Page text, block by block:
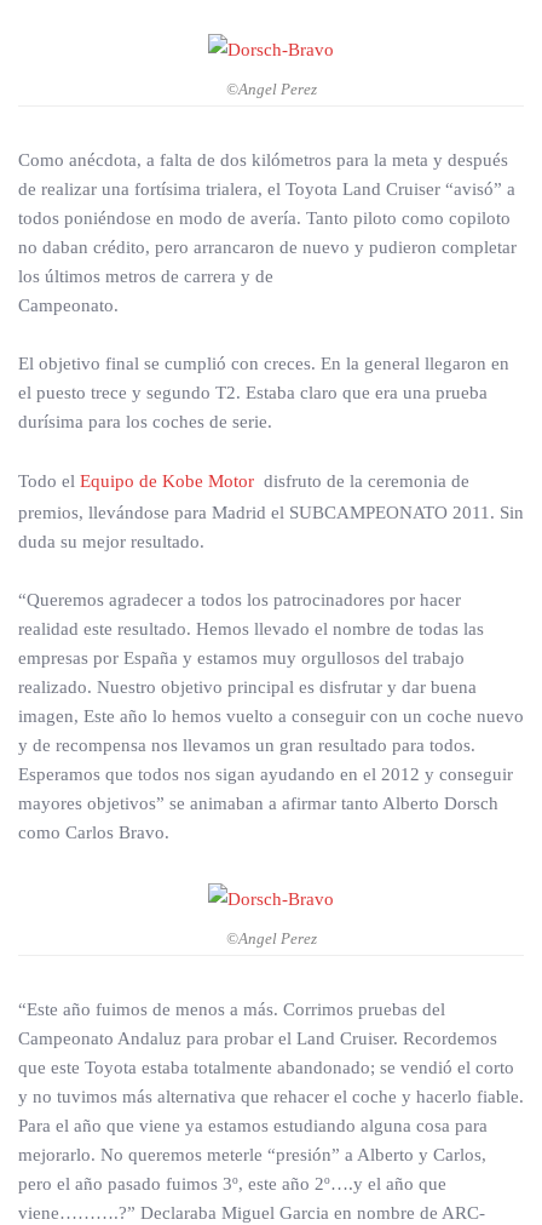
©Angel Perez
Como anécdota, a falta de dos kilómetros para la meta y después
de realizar una fortísima trialera, el Toyota Land Cruiser “avisó” a
todos poniéndose en modo de avería. Tanto piloto como copiloto
no daban crédito, pero arrancaron de nuevo y pudieron completar
los últimos metros de carrera y de
Campeonato.
El objetivo final se cumplió con creces. En la general llegaron en
el puesto trece y segundo T2. Estaba claro que era una prueba
durísima para los coches de serie.
Todo el Equipo de Kobe Motor disfruto de la ceremonia de
premios, llevándose para Madrid el SUBCAMPEONATO 2011. Sin
duda su mejor resultado.
“Queremos agradecer a todos los patrocinadores por hacer
realidad este resultado. Hemos llevado el nombre de todas las
empresas por España y estamos muy orgullosos del trabajo
realizado. Nuestro objetivo principal es disfrutar y dar buena
imagen, Este año lo hemos vuelto a conseguir con un coche nuevo
y de recompensa nos llevamos un gran resultado para todos.
Esperamos que todos nos sigan ayudando en el 2012 y conseguir
mayores objetivos” se animaban a afirmar tanto Alberto Dorsch
como Carlos Bravo.
©Angel Perez
“Este año fuimos de menos a más. Corrimos pruebas del
Campeonato Andaluz para probar el Land Cruiser. Recordemos
que este Toyota estaba totalmente abandonado; se vendió el corto
y no tuvimos más alternativa que rehacer el coche y hacerlo fiable.
Para el año que viene ya estamos estudiando alguna cosa para
mejorarlo. No queremos meterle “presión” a Alberto y Carlos,
pero el año pasado fuimos 3º, este año 2º….y el año que
viene……….?” Declaraba Miguel Garcia en nombre de ARC-